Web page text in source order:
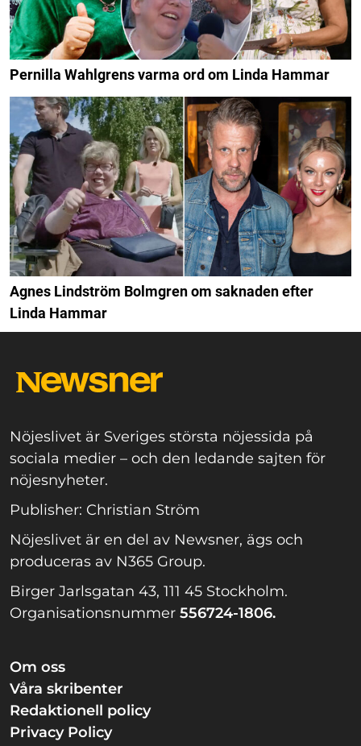
Pernilla Wahlgrens varma ord om Linda Hammar
Agnes Lindström Bolmgren om saknaden efter
Linda Hammar
Nöjeslivet är Sveriges största nöjessida på
sociala medier – och den ledande sajten för
nöjesnyheter.
Publisher: Christian Ström
Nöjeslivet är en del av Newsner, ägs och
produceras av N365 Group.
Birger Jarlsgatan 43, 111 45 Stockholm.
Organisationsnummer 556724-1806.
Om oss
Våra skribenter
Redaktionell policy
Privacy Policy